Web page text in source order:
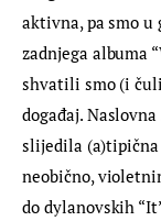
aktivna, pa smo
zadnjega albuma
shvatili smo (i
događaj.
slijedila (a)tipična
neobično,
do dylanovskih